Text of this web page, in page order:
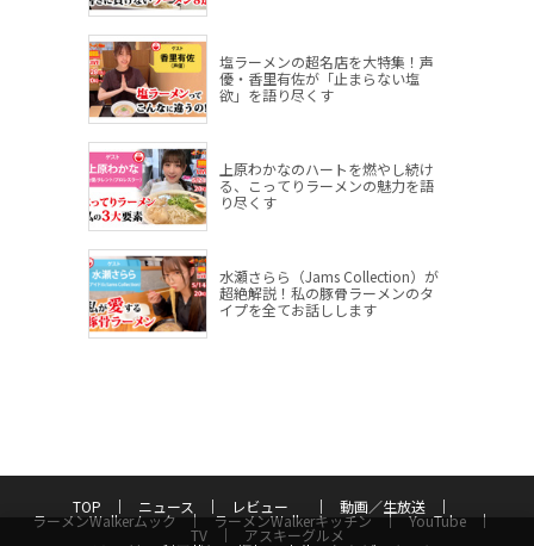
塩ラーメンの超名店を大特集！声
優・香里有佐が「止まらない塩
欲」を語り尽くす
上原わかなのハートを燃やし続け
る、こってりラーメンの魅力を語
り尽くす
水瀬さらら（Jams Collection）が
超絶解説！私の豚骨ラーメンのタ
イプを全てお話しします
TOP ニュース レビュー 動画／生放送
ラーメンWalkerムック ラーメンWalkerキッチン YouTube
TV アスキーグルメ